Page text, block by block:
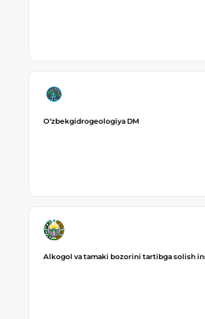
Oʻzbekgidrogeologiya DM
Alkogol va tamaki bozorini tartibga solish